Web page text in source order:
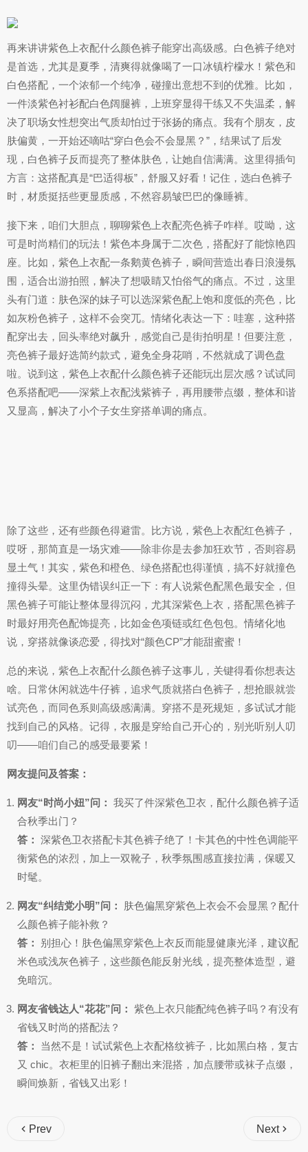
再来讲讲紫色上衣配什么颜色裤子能穿出高级感。白色裤子绝对
是首选，尤其是夏季，清爽得就像喝了一口冰镇柠檬水！紫色和
白色搭配，一个浓郁一个纯净，碰撞出意想不到的优雅。比如，
一件淡紫色衬衫配白色阔腿裤，上班穿显得干练又不失温柔，解
决了职场女性想突出气质却怕过于张扬的痛点。我有个朋友，皮
肤偏黄，一开始还嘀咕“穿白色会不会显黑？”，结果试了后发
现，白色裤子反而提亮了整体肤色，让她自信满满。这里得插句
方言：这搭配真是“巴适得板”，舒服又好看！记住，选白色裤子
时，材质挺括些更显质感，不然容易皱巴巴的像睡裤。
接下来，咱们大胆点，聊聊紫色上衣配亮色裤子咋样。哎呦，这
可是时尚精们的玩法！紫色本身属于二次色，搭配好了能惊艳四
座。比如，紫色上衣配一条鹅黄色裤子，瞬间营造出春日浪漫氛
围，适合出游拍照，解决了想吸睛又怕俗气的痛点。不过，这里
头有门道：肤色深的妹子可以选深紫色配上饱和度低的亮色，比
如灰粉色裤子，这样不会突兀。情绪化表达一下：哇塞，这种搭
配穿出去，回头率绝对飙升，感觉自己是街拍明星！但要注意，
亮色裤子最好选简约款式，避免全身花哨，不然就成了调色盘
啦。说到这，紫色上衣配什么颜色裤子还能玩出层次感？试试同
色系搭配吧——深紫上衣配浅紫裤子，再用腰带点缀，整体和谐
又显高，解决了小个子女生穿搭单调的痛点。
除了这些，还有些颜色得避雷。比方说，紫色上衣配红色裤子，
哎呀，那简直是一场灾难——除非你是去参加狂欢节，否则容易
显土气！其实，紫色和橙色、绿色搭配也得谨慎，搞不好就撞色
撞得头晕。这里伪错误纠正一下：有人说紫色配黑色最安全，但
黑色裤子可能让整体显得沉闷，尤其深紫色上衣，搭配黑色裤子
时最好用亮色配饰提亮，比如金色项链或红色包包。情绪化地
说，穿搭就像谈恋爱，得找对“颜色CP”才能甜蜜蜜！
总的来说，紫色上衣配什么颜色裤子这事儿，关键得看你想表达
啥。日常休闲就选牛仔裤，追求气质就搭白色裤子，想抢眼就尝
试亮色，而同色系则高级感满满。穿搭不是死规矩，多试试才能
找到自己的风格。记得，衣服是穿给自己开心的，别光听别人叨
叨——咱们自己的感受最要紧！
网友提问及答案：
网友“时尚小妞”问： 我买了件深紫色卫衣，配什么颜色裤子适
合秋季出门？
答： 深紫色卫衣搭配卡其色裤子绝了！卡其色的中性色调能平
衡紫色的浓烈，加上一双靴子，秋季氛围感直接拉满，保暖又
时髦。
网友“纠结党小明”问：
肤色偏黑穿紫色上衣会不会显黑？配什
么颜色裤子能补救？
答：
别担心！肤色偏黑穿紫色上衣反而能显健康光泽，建议配
米色或浅灰色裤子，这些颜色能反射光线，提亮整体造型，避
免暗沉。
网友省钱达人“花花”问： 紫色上衣只能配纯色裤子吗？有没有
省钱又时尚的搭配法？
答：
当然不是！试试紫色上衣配格纹裤子，比如黑白格，复古
又 chic。衣柜里的旧裤子翻出来混搭，加点腰带或袜子点缀，
瞬间焕新，省钱又出彩！
Prev Next